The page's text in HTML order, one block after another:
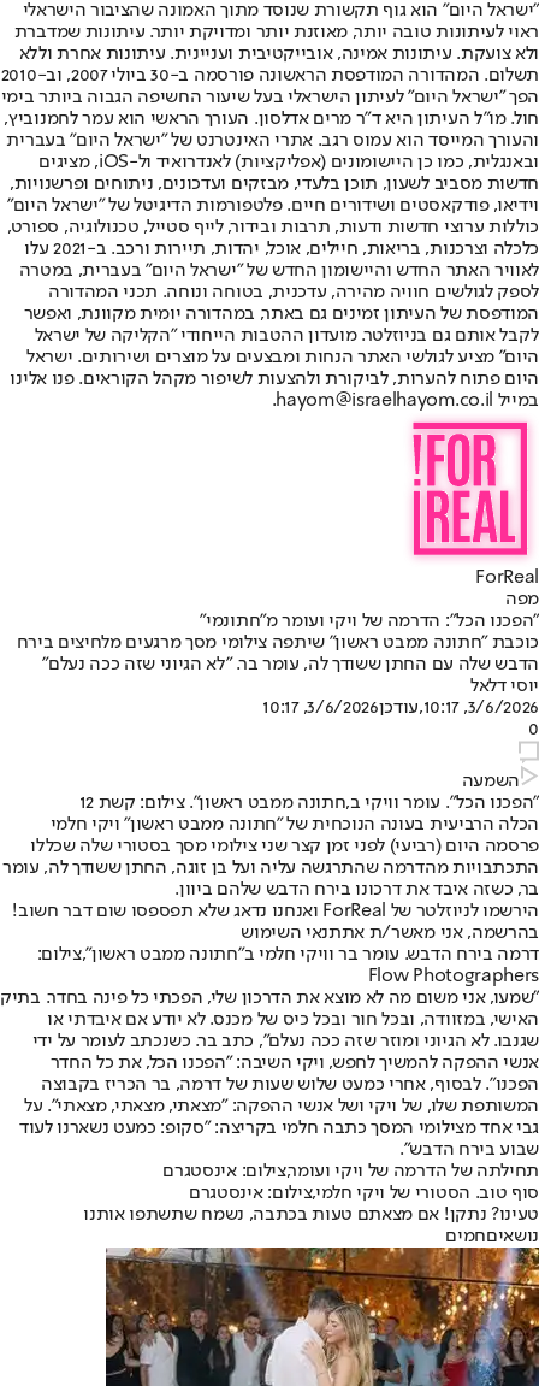
"ישראל היום" הוא גוף תקשורת שנוסד מתוך האמונה שהציבור הישראלי
ראוי לעיתונות טובה יותר, מאוזנת יותר ומדויקת יותר. עיתונות שמדברת
ולא צועקת. עיתונות אמינה, אובייקטיבית ועניינית. עיתונות אחרת וללא
תשלום. המהדורה המודפסת הראשונה פורסמה ב-30 ביולי 2007, וב-2010
הפך "ישראל היום" לעיתון הישראלי בעל שיעור החשיפה הגבוה ביותר בימי
חול. מו"ל העיתון היא ד"ר מרים אדלסון. העורך הראשי הוא עמר לחמנוביץ,
והעורך המייסד הוא עמוס רגב. אתרי האינטרנט של "ישראל היום" בעברית
ובאנגלית, כמו כן היישומונים (אפליקציות) לאנדרואיד ול-iOS, מציגים
חדשות מסביב לשעון, תוכן בלעדי, מבזקים ועדכונים, ניתוחים ופרשנויות,
וידיאו, פודקאסטים ושידורים חיים. פלטפורמות הדיגיטל של "ישראל היום"
כוללות ערוצי חדשות ודעות, תרבות ובידור, לייף סטייל, טכנולוגיה, ספורט,
כלכלה וצרכנות, בריאות, חיילים, אוכל, יהדות, תיירות ורכב. ב-2021 עלו
לאוויר האתר החדש והיישומון החדש של "ישראל היום" בעברית, במטרה
לספק לגולשים חוויה מהירה, עדכנית, בטוחה ונוחה. תכני המהדורה
המודפסת של העיתון זמינים גם באתר, במהדורה יומית מקוונת, ואפשר
לקבל אותם גם בניוזלטר. מועדון ההטבות הייחודי "הקליקה של ישראל
היום" מציע לגולשי האתר הנחות ומבצעים על מוצרים ושירותים. ישראל
היום פתוח להערות, לביקורת ולהצעות לשיפור מקהל הקוראים. פנו אלינו
במייל hayom@israelhayom.co.il.
ForReal
מפה
"הפכנו הכל": הדרמה של ויקי ועומר מ"חתונמי"
כוכבת "חתונה ממבט ראשון" שיתפה צילומי מסך מרגעים מלחיצים בירח
הדבש שלה עם החתן ששודך לה, עומר בר. "לא הגיוני שזה ככה נעלם"
יוסי דלאל
3/6/2026, 10:17
,עודכן3/6/2026, 10:17
0
השמעה
"הפכנו הכל". עומר וויקי ב,חתונה ממבט ראשון". צילום: קשת 12
הכלה הרביעית בעונה הנוכחית של "חתונה ממבט ראשון" ויקי חלמי
פרסמה היום (רביעי) לפני זמן קצר שני צילומי מסך בסטורי שלה שכללו
התכתבויות מהדרמה שהתרגשה עליה ועל בן זוגה, החתן ששודך לה, עומר
בר, כשזה איבד את דרכונו בירח הדבש שלהם ביוון.
הירשמו לניוזלטר של ForReal ואנחנו נדאג שלא תפספסו שום דבר חשוב!
בהרשמה, אני מאשר/ת אתתנאי השימוש
דרמה בירח הדבש. עומר בר וויקי חלמי ב"חתונה ממבט ראשון",צילום:
Flow Photographers
"שמעו, אני משום מה לא מוצא את הדרכון שלי, הפכתי כל פינה בחדר. בתיק
האישי, במזוודה, ובכל חור ובכל כיס של מכנס. לא יודע אם איבדתי או
שגנבו. לא הגיוני ומוזר שזה ככה נעלם", כתב בר. כשנכתב לעומר על ידי
אנשי ההפקה להמשיך לחפש, ויקי השיבה: "הפכנו הכל, את כל החדר
הפכנו". לבסוף, אחרי כמעט שלוש שעות של דרמה, בר הכריז בקבוצה
המשותפת שלו, של ויקי ושל אנשי ההפקה: "מצאתי, מצאתי, מצאתי". על
גבי אחד מצילומי המסך כתבה חלמי בקריצה: "סקופ: כמעט נשארנו לעוד
שבוע בירח הדבש".
תחילתה של הדרמה של ויקי ועומר,צילום: אינסטגרם
סוף טוב. הסטורי של ויקי חלמי,צילום: אינסטגרם
טעינו? נתקן! אם מצאתם טעות בכתבה, נשמח שתשתפו אותנו
נושאיםחמים